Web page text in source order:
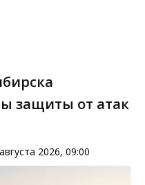
защиты от атак
2026, 09:00